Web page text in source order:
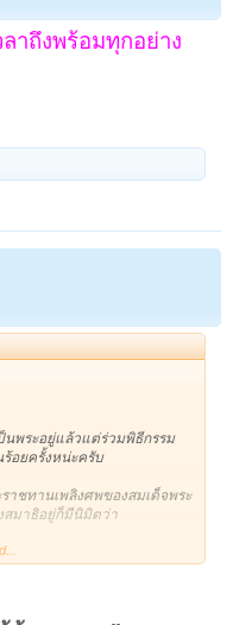
าถึงพร้อมทุกอย่าง
นพระอยู่แล้วแต่ร่วมพิธีกรรม
ร้อยครั้งหน่ะครับ
าชทานเพลิงศพของสมเด็จพระ
สมาธิอยู่ก็มีนิมิตว่า
แบบธรรมดาปกติทั่วไป แล้ว